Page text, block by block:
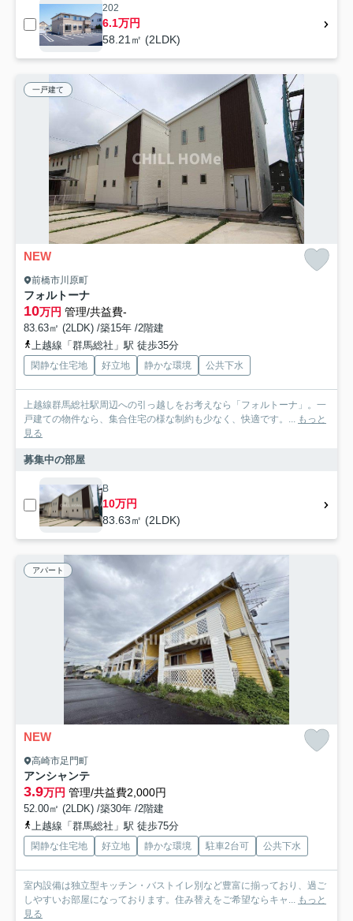
202
6.1万円
58.21㎡ (2LDK)
一戸建て
NEW
前橋市川原町
フォルトーナ
10万円 管理/共益費-
83.63㎡ (2LDK) /築15年 /2階建
上越線「群馬総社」駅 徒歩35分
閑静な住宅地 好立地 静かな環境 公共下水
上越線群馬総社駅周辺への引っ越しをお考えなら「フォルトーナ」。一
戸建ての物件なら、集合住宅の様な制約も少なく、快適です。... もっと
見る
募集中の部屋
B
10万円
83.63㎡ (2LDK)
アパート
NEW
高崎市足門町
アンシャンテ
3.9万円 管理/共益費2,000円
52.00㎡ (2LDK) /築30年 /2階建
上越線「群馬総社」駅 徒歩75分
閑静な住宅地 好立地 静かな環境 駐車2台可 公共下水
室内設備は独立型キッチン・バストイレ別など豊富に揃っており、過ご
しやすいお部屋になっております。住み替えをご希望ならキャ... もっと
見る